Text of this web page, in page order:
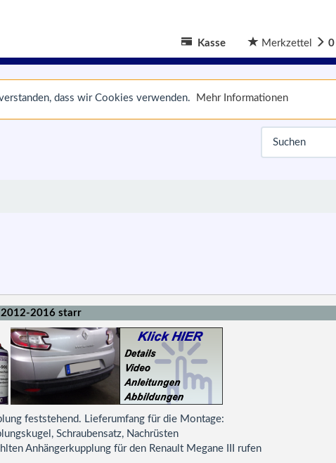
Kasse Merkzettel 0
dass wir Cookies verwenden. Mehr Informationen
2012-2016 starr
feststehend. Lieferumfang für die Montage:
Schraubensatz, Nachrüsten
Anhängerkupplung für den Renault Megane III rufen